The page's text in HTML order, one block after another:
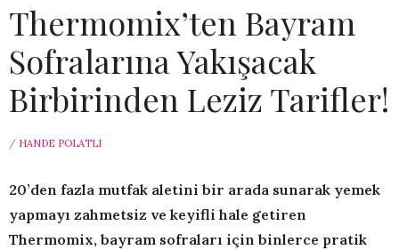
Thermomix’ten Bayram
Sofralarına Yakışacak
Birbirinden Leziz Tarifler!
/ HANDE POLATLI
20’den fazla mutfak aletini bir arada sunarak yemek
yapmayı zahmetsiz ve keyifli hale getiren
Thermomix, bayram sofraları için binlerce pratik